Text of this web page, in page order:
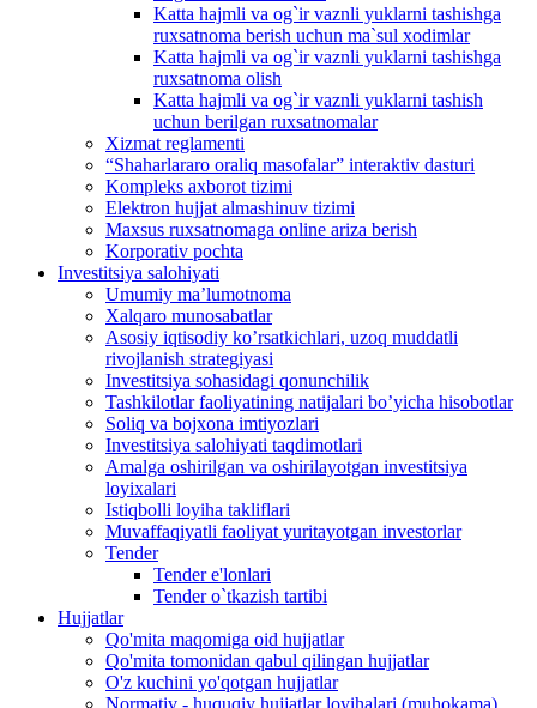
Katta hajmli va og`ir vaznli yuklarni tashishga
ruxsatnoma berish uchun ma`sul xodimlar
Katta hajmli va og`ir vaznli yuklarni tashishga
ruxsatnoma olish
Katta hajmli va og`ir vaznli yuklarni tashish
uchun berilgan ruxsatnomalar
Xizmat reglamenti
“Shaharlararo oraliq masofalar” interaktiv dasturi
Kompleks axborot tizimi
Elektron hujjat almashinuv tizimi
Maxsus ruxsatnomaga online ariza berish
Korporativ pochta
Investitsiya salohiyati
Umumiy maʼlumotnoma
Xalqaro munosabatlar
Аsosiy iqtisodiy koʼrsatkichlari, uzoq muddatli
rivojlanish strategiyasi
Investitsiya sohasidagi qonunchilik
Tashkilotlar faoliyatining natijalari boʼyicha hisobotlar
Soliq va bojxona imtiyozlari
Investitsiya salohiyati taqdimotlari
Аmalga oshirilgan va oshirilayotgan investitsiya
loyixalari
Istiqbolli loyiha takliflari
Muvaffaqiyatli faoliyat yuritayotgan investorlar
Tender
Tender e'lonlari
Tender o`tkazish tartibi
Hujjatlar
Qo'mita maqomiga oid hujjatlar
Qo'mita tomonidan qabul qilingan hujjatlar
O'z kuchini yo'qotgan hujjatlar
Normativ - huquqiy hujjatlar loyihalari (muhokama)